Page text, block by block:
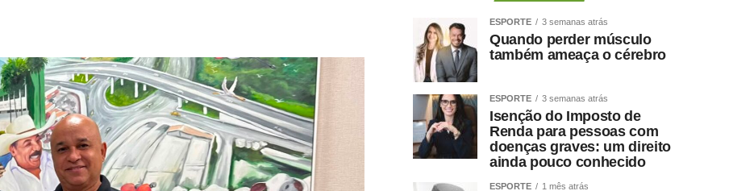
ESPORTE 3 semanas atrás
Quando perder músculo
também ameaça o cérebro
ESPORTE 3 semanas atrás
Isenção do Imposto de
Renda para pessoas com
doenças graves: um direito
ainda pouco conhecido
ESPORTE 1 mês atrás